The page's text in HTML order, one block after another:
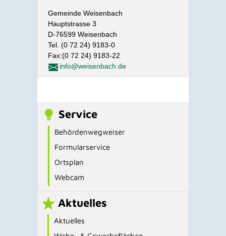
Gemeinde Weisenbach
Hauptstrasse 3
D-76599 Weisenbach
Tel. (0 72 24) 9183-0
Fax:(0 72 24) 9183-22
info@weisenbach.de
Service
Behördenwegweiser
Formularservice
Ortsplan
Webcam
Aktuelles
Aktuelles